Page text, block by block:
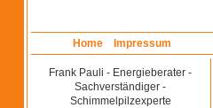
Home Impressum
Frank Pauli - Energieberater -
Sachverständiger -
Schimmelpilzexperte